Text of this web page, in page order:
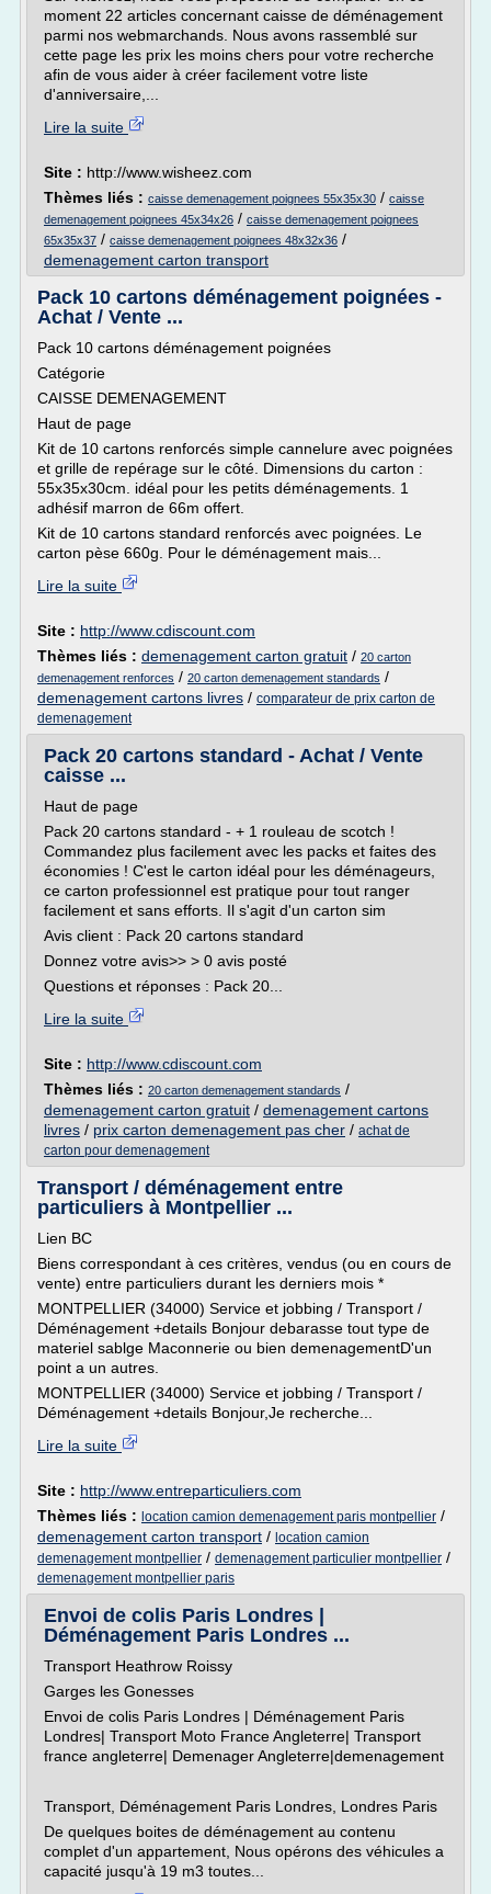
moment 22 articles concernant caisse de déménagement
parmi nos webmarchands. Nous avons rassemblé sur
cette page les prix les moins chers pour votre recherche
afin de vous aider à créer facilement votre liste
d'anniversaire,...
Lire la suite
Site : http://www.wisheez.com
Thèmes liés : caisse demenagement poignees 55x35x30 / caisse
demenagement poignees 45x34x26 / caisse demenagement poignees
65x35x37 / caisse demenagement poignees 48x32x36 /
demenagement carton transport
Pack 10 cartons déménagement poignées -
Achat / Vente ...
Pack 10 cartons déménagement poignées
Catégorie
CAISSE DEMENAGEMENT
Haut de page
Kit de 10 cartons renforcés simple cannelure avec poignées
et grille de repérage sur le côté. Dimensions du carton :
55x35x30cm. idéal pour les petits déménagements. 1
adhésif marron de 66m offert.
Kit de 10 cartons standard renforcés avec poignées. Le
carton pèse 660g. Pour le déménagement mais...
Lire la suite
Site : http://www.cdiscount.com
Thèmes liés : demenagement carton gratuit / 20 carton
demenagement renforces / 20 carton demenagement standards /
demenagement cartons livres / comparateur de prix carton de
demenagement
Pack 20 cartons standard - Achat / Vente
caisse ...
Haut de page
Pack 20 cartons standard - + 1 rouleau de scotch !
Commandez plus facilement avec les packs et faites des
économies ! C'est le carton idéal pour les déménageurs,
ce carton professionnel est pratique pour tout ranger
facilement et sans efforts. Il s'agit d'un carton sim
Avis client : Pack 20 cartons standard
Donnez votre avis>> > 0 avis posté
Questions et réponses : Pack 20...
Lire la suite
Site : http://www.cdiscount.com
Thèmes liés : 20 carton demenagement standards /
demenagement carton gratuit / demenagement cartons
livres / prix carton demenagement pas cher / achat de
carton pour demenagement
Transport / déménagement entre
particuliers à Montpellier ...
Lien BC
Biens correspondant à ces critères, vendus (ou en cours de
vente) entre particuliers durant les derniers mois *
MONTPELLIER (34000) Service et jobbing / Transport /
Déménagement +details Bonjour debarasse tout type de
materiel sablge Maconnerie ou bien demenagementD'un
point a un autres.
MONTPELLIER (34000) Service et jobbing / Transport /
Déménagement +details Bonjour,Je recherche...
Lire la suite
Site : http://www.entreparticuliers.com
Thèmes liés : location camion demenagement paris montpellier /
demenagement carton transport / location camion
demenagement montpellier / demenagement particulier montpellier /
demenagement montpellier paris
Envoi de colis Paris Londres |
Déménagement Paris Londres ...
Transport Heathrow Roissy
Garges les Gonesses
Envoi de colis Paris Londres | Déménagement Paris
Londres| Transport Moto France Angleterre| Transport
france angleterre| Demenager Angleterre|demenagement
Transport, Déménagement Paris Londres, Londres Paris
De quelques boites de déménagement au contenu
complet d'un appartement, Nous opérons des véhicules a
capacité jusqu'à 19 m3 toutes...